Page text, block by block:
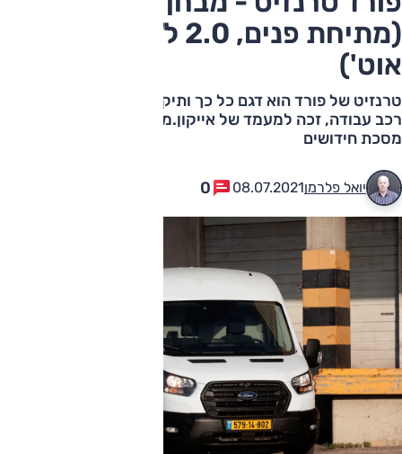
אוט')
טרנזיט של פורד הוא דגם כל כך ותיק, עד כי ולמרות היותו
רכב עבודה, זכה למעמד של אייקון.מפגש נוסף לאחר עוד
מסכת חידושים
יואל פלרמן08.07.2021
0